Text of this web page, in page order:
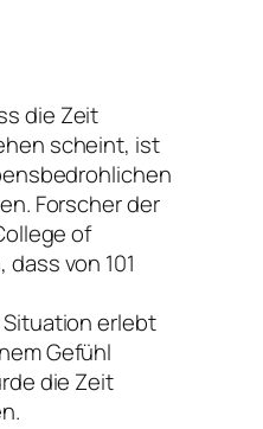
die Zeit
scheint, ist
Forscher der
of
von 101
erlebt
Gefühl
die Zeit